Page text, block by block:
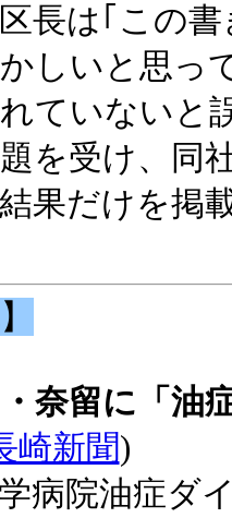
長は｢この書
しいと思っ
ていないと
を受け、同
果だけを掲
奈留に「油
崎新聞)
病院油症ダ